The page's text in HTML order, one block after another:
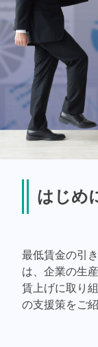
はじめ
最低賃金の引
は、企業の生
賃上げに取り
の支援策をご